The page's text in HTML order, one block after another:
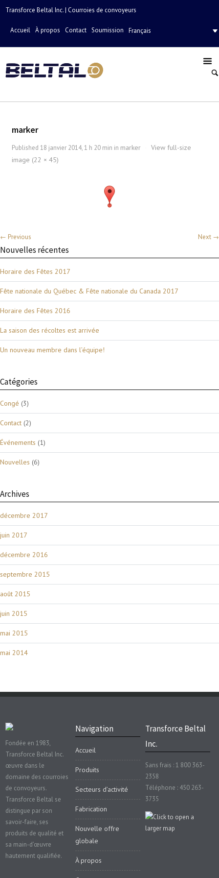
Transforce Beltal Inc. | Courroies de convoyeurs
Accueil À propos Contact Soumission Français
marker
Published 18 janvier 2014, 1 h 20 min in marker
View full-size
image (22 × 45)
← Previous Next →
Nouvelles récentes
Horaire des Fêtes 2017
Fête nationale du Québec & Fête nationale du Canada 2017
Horaire des Fêtes 2016
La saison des récoltes est arrivée
Un nouveau membre dans l’équipe!
Catégories
Congé (3)
Contact (2)
Événements (1)
Nouvelles (6)
Archives
décembre 2017
juin 2017
décembre 2016
septembre 2015
août 2015
juin 2015
mai 2015
mai 2014
Fondée en 1983,
Transforce Beltal Inc.
œuvre dans le
domaine des courroies
de convoyeurs.
Transforce Beltal se
distingue par son
savoir-faire, ses
produits de qualité et
sa main-d’œuvre
hautement qualifiée.
Navigation
Accueil
Produits
Secteurs d’activité
Fabrication
Nouvelle offre
globale
À propos
Transforce Beltal
Inc.
Sans frais : 1 800 363-
2358
Téléphone : 450 263-
3735